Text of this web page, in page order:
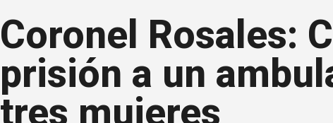
Coronel Rosales:
prisión a un
tres mujeres